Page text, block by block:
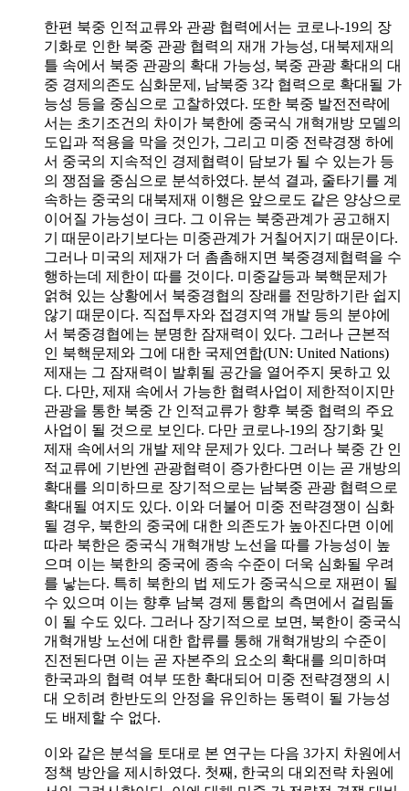
한편 북중 인적교류와 관광 협력에서는 코로나-19의 장
기화로 인한 북중 관광 협력의 재개 가능성, 대북제재의
틀 속에서 북중 관광의 확대 가능성, 북중 관광 확대의 대
중 경제의존도 심화문제, 남북중 3각 협력으로 확대될 가
능성 등을 중심으로 고찰하였다. 또한 북중 발전전략에
서는 초기조건의 차이가 북한에 중국식 개혁개방 모델의
도입과 적용을 막을 것인가, 그리고 미중 전략경쟁 하에
서 중국의 지속적인 경제협력이 담보가 될 수 있는가 등
의 쟁점을 중심으로 분석하였다. 분석 결과, 줄타기를 계
속하는 중국의 대북제재 이행은 앞으로도 같은 양상으로
이어질 가능성이 크다. 그 이유는 북중관계가 공고해지
기 때문이라기보다는 미중관계가 거칠어지기 때문이다.
그러나 미국의 제재가 더 촘촘해지면 북중경제협력을 수
행하는데 제한이 따를 것이다. 미중갈등과 북핵문제가
얽혀 있는 상황에서 북중경협의 장래를 전망하기란 쉽지
않기 때문이다. 직접투자와 접경지역 개발 등의 분야에
서 북중경협에는 분명한 잠재력이 있다. 그러나 근본적
인 북핵문제와 그에 대한 국제연합(UN: United Nations)
제재는 그 잠재력이 발휘될 공간을 열어주지 못하고 있
다. 다만, 제재 속에서 가능한 협력사업이 제한적이지만
관광을 통한 북중 간 인적교류가 향후 북중 협력의 주요
사업이 될 것으로 보인다. 다만 코로나-19의 장기화 및
제재 속에서의 개발 제약 문제가 있다. 그러나 북중 간 인
적교류에 기반엔 관광협력이 증가한다면 이는 곧 개방의
확대를 의미하므로 장기적으로는 남북중 관광 협력으로
확대될 여지도 있다. 이와 더불어 미중 전략경쟁이 심화
될 경우, 북한의 중국에 대한 의존도가 높아진다면 이에
따라 북한은 중국식 개혁개방 노선을 따를 가능성이 높
으며 이는 북한의 중국에 종속 수준이 더욱 심화될 우려
를 낳는다. 특히 북한의 법 제도가 중국식으로 재편이 될
수 있으며 이는 향후 남북 경제 통합의 측면에서 걸림돌
이 될 수도 있다. 그러나 장기적으로 보면, 북한이 중국식
개혁개방 노선에 대한 합류를 통해 개혁개방의 수준이
진전된다면 이는 곧 자본주의 요소의 확대를 의미하며
한국과의 협력 여부 또한 확대되어 미중 전략경쟁의 시
대 오히려 한반도의 안정을 유인하는 동력이 될 가능성
도 배제할 수 없다.
이와 같은 분석을 토대로 본 연구는 다음 3가지 차원에서
정책 방안을 제시하였다. 첫째, 한국의 대외전략 차원에